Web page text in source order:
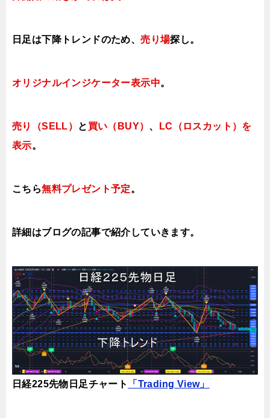
日足は下降トレンドのため、売り場探し。
オリジナルインジケーター表示中。
売り（SELL） と 買い（BUY） 、
LC（ロスカット）を
表示。
こちら無料プレゼント予定。
詳細はブログの記事で紹介していき ます。
日経225先物日足チャート 「Trading View」